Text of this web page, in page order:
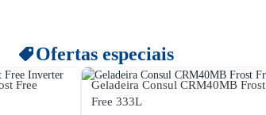
Ofertas especiais
Free
Geladeira Consul CRM40MB Frost
Free 333L